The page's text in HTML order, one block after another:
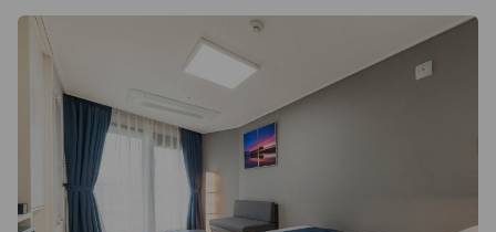
경차·소형차
혼자 또는 2인 여행에 적합하며 제주 렌트카 최저가를 찾는 사용자
가 가장 먼저 비교하는 차종입니다.
준중형·중형차
커플·친구 여행에서 많이 선택되며 가격과 승차감의 균형이 좋은 차
종입니다.
가족 여행, 짐이 많은 여행, 장거리 이동에 적합하며 보험 조건과 차
량 연식을 함께 비교하는 것이 좋습니다.
승합차·대형차
단체 여행이나 4인 이상 가족 여행에 적합하며 인원수, 짐 공간, 보